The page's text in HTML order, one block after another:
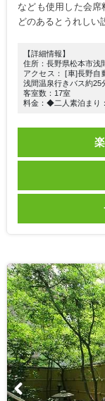
なども使用した会
どのあるとうれしい
【詳細情報】
住所：長野県松本市浅
アクセス： [車]長野
浅間温泉行きバス約25
客室数：17室
料金：◆二人素泊まり